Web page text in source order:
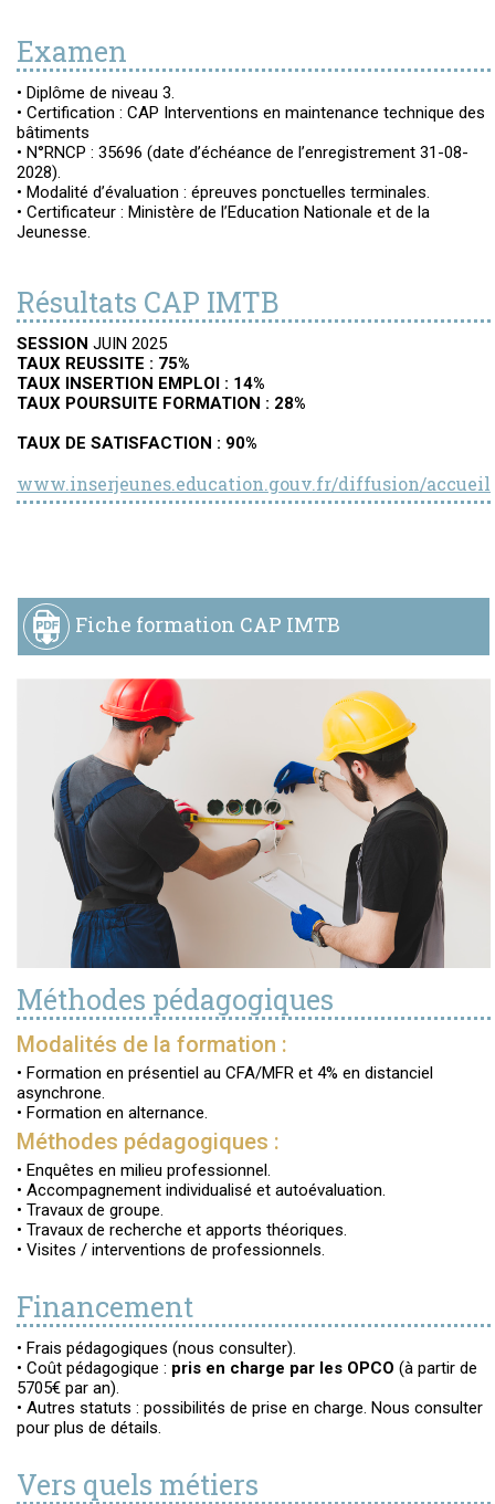
Examen
• Diplôme de niveau 3.
• Certification : CAP Interventions en maintenance technique des
bâtiments
• N°RNCP : 35696 (date d’échéance de l’enregistrement 31-08-
2028).
• Modalité d’évaluation : épreuves ponctuelles terminales.
• Certificateur : Ministère de l’Education Nationale et de la
Jeunesse.
Résultats CAP IMTB
SESSION JUIN 2025
TAUX REUSSITE : 75%
TAUX INSERTION EMPLOI : 14%
TAUX POURSUITE FORMATION : 28%
TAUX DE SATISFACTION : 90%
www.inserjeunes.education.gouv.fr/diffusion/accueil
Fiche formation CAP IMTB
Méthodes pédagogiques
Modalités de la formation :
• Formation en présentiel au CFA/MFR et 4% en distanciel
asynchrone.
• Formation en alternance.
Méthodes pédagogiques :
• Enquêtes en milieu professionnel.
• Accompagnement individualisé et autoévaluation.
• Travaux de groupe.
• Travaux de recherche et apports théoriques.
• Visites / interventions de professionnels.
Financement
• Frais pédagogiques (nous consulter).
• Coût pédagogique : pris en charge par les OPCO (à partir de
5705€ par an).
• Autres statuts : possibilités de prise en charge. Nous consulter
pour plus de détails.
Vers quels métiers